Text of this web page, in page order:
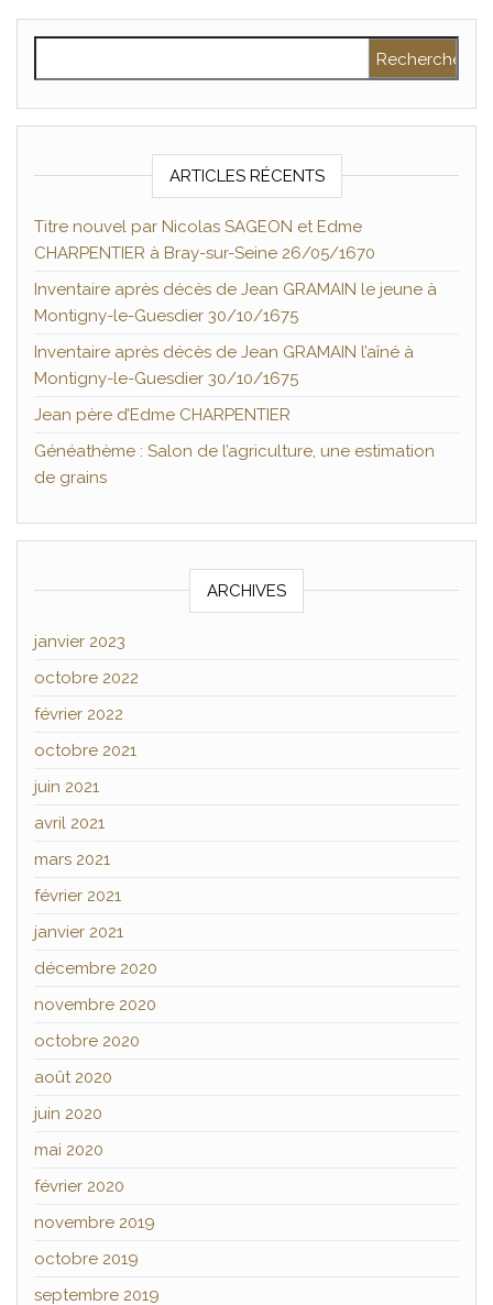
ARTICLES RÉCENTS
Titre nouvel par Nicolas SAGEON et Edme
CHARPENTIER à Bray-sur-Seine 26/05/1670
Inventaire après décès de Jean GRAMAIN le jeune à
Montigny-le-Guesdier 30/10/1675
Inventaire après décès de Jean GRAMAIN l’aîné à
Montigny-le-Guesdier 30/10/1675
Jean père d’Edme CHARPENTIER
Généathème : Salon de l’agriculture, une estimation
de grains
ARCHIVES
janvier 2023
octobre 2022
février 2022
octobre 2021
juin 2021
avril 2021
mars 2021
février 2021
janvier 2021
décembre 2020
novembre 2020
octobre 2020
août 2020
juin 2020
mai 2020
février 2020
novembre 2019
octobre 2019
septembre 2019